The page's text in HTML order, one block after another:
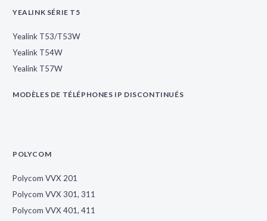
YEALINK SÉRIE T5
Yealink T53/T53W
Yealink T54W
Yealink T57W
MODÈLES DE TÉLÉPHONES IP DISCONTINUÉS
POLYCOM
Polycom VVX 201
Polycom VVX 301, 311
Polycom VVX 401, 411